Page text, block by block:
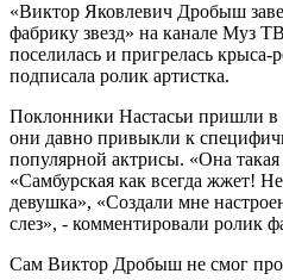
«Виктор Яковлевич Дробыш
фабрику звезд» на канале Муз
поселилась и пригрелась крыса-
подписала ролик артистка.
Поклонники Настасьи пришли в
они давно привыкли к
популярной актрисы. «Она такая
«Самбурская как всегда жжет!
девушка», «Создали мне
слез», - комментировали ролик
Сам Виктор Дробыш не смог